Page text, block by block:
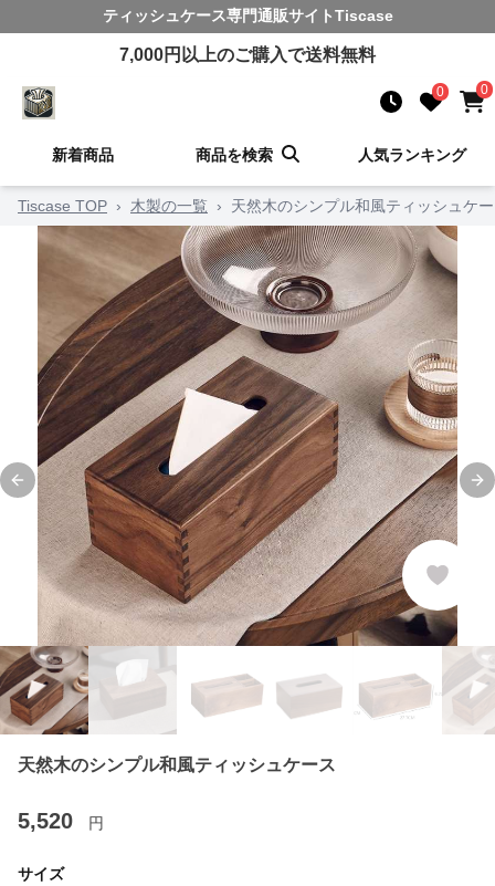
ティッシュケース専門通販サイトTiscase
7,000円以上のご購入で送料無料
0 0
新着商品 商品を検索 人気ランキング
Tiscase TOP › 木製の一覧 › 天然木のシンプル和風ティッシュケ
Previous slide
天然木のシンプル和風ティッシュケース
5,520 円
サイズ